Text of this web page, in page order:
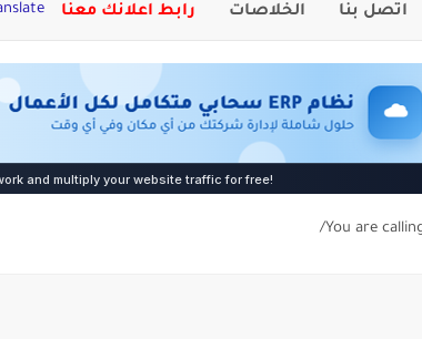
اتصل بنا الخلاصات رابط اعلانك معنا
You are